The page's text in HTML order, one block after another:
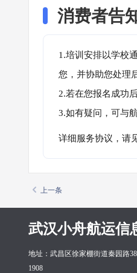
消费者告
1.培训安排以学校
您，并协助您处理
2.若在您报名成功
3.如有疑问，可与
详细服务协议，请
上一条
武汉小舟航运信
地址：武昌区徐家棚街道秦园路
1908